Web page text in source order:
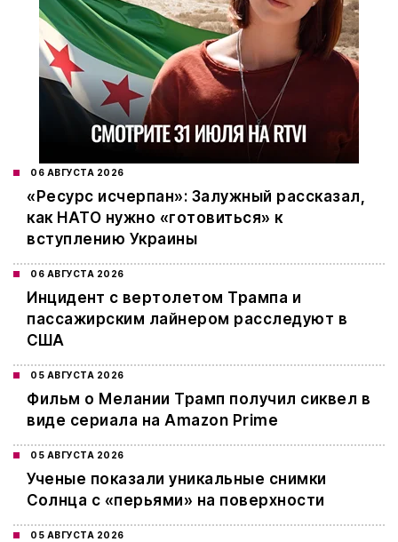
06 АВГУСТА 2026
«Ресурс исчерпан»: Залужный рассказал,
как НАТО нужно «готовиться» к
вступлению Украины
06 АВГУСТА 2026
Инцидент с вертолетом Трампа и
пассажирским лайнером расследуют в
США
05 АВГУСТА 2026
Фильм о Мелании Трамп получил сиквел в
виде сериала на Amazon Prime
05 АВГУСТА 2026
Ученые показали уникальные снимки
Солнца с «перьями» на поверхности
05 АВГУСТА 2026